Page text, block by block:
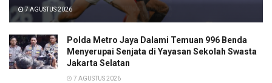
7 AGUSTUS 2026
Polda Metro Jaya Dalami Temuan 996 Benda
Menyerupai Senjata di Yayasan Sekolah Swasta
Jakarta Selatan
7 AGUSTUS 2026